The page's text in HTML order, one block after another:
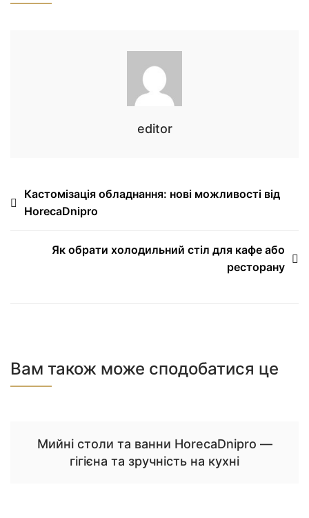
editor
Навігація
записів
Кастомізація обладнання: нові можливості від
HorecaDnipro
Як обрати холодильний стіл для кафе або
ресторану
Вам також може сподобатися це
Мийні столи та ванни HorecaDnipro —
гігієна та зручність на кухні